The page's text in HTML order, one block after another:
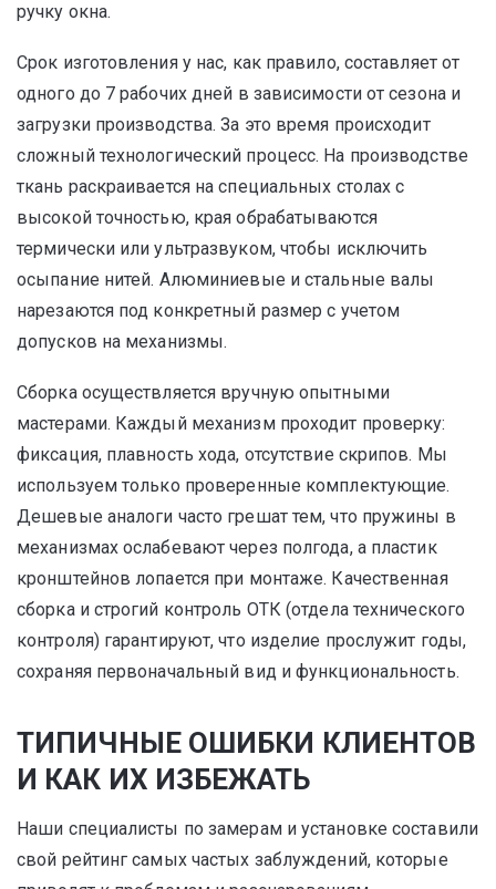
ручку окна.
Срок изготовления у нас, как правило, составляет от
одного до 7 рабочих дней в зависимости от сезона и
загрузки производства. За это время происходит
сложный технологический процесс. На производстве
ткань раскраивается на специальных столах с
высокой точностью, края обрабатываются
термически или ультразвуком, чтобы исключить
осыпание нитей. Алюминиевые и стальные валы
нарезаются под конкретный размер с учетом
допусков на механизмы.
Сборка осуществляется вручную опытными
мастерами. Каждый механизм проходит проверку:
фиксация, плавность хода, отсутствие скрипов. Мы
используем только проверенные комплектующие.
Дешевые аналоги часто грешат тем, что пружины в
механизмах ослабевают через полгода, а пластик
кронштейнов лопается при монтаже. Качественная
сборка и строгий контроль ОТК (отдела технического
контроля) гарантируют, что изделие прослужит годы,
сохраняя первоначальный вид и функциональность.
ТИПИЧНЫЕ ОШИБКИ КЛИЕНТОВ
И КАК ИХ ИЗБЕЖАТЬ
Наши специалисты по замерам и установке составили
свой рейтинг самых частых заблуждений, которые